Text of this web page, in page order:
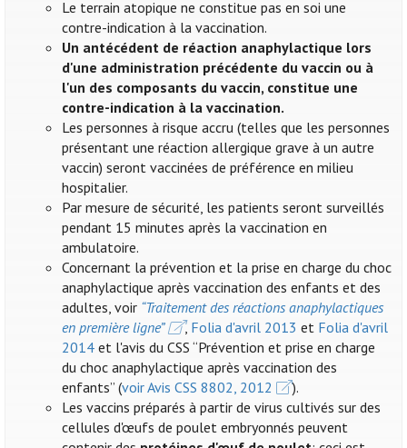
Le terrain atopique ne constitue pas en soi une
contre-indication à la vaccination.
Un antécédent de réaction anaphylactique lors
d'une administration précédente du vaccin ou à
l'un des composants du vaccin, constitue une
contre-indication à la vaccination.
Les personnes à risque accru (telles que les personnes
présentant une réaction allergique grave à un autre
vaccin) seront vaccinées de préférence en milieu
hospitalier.
Par mesure de sécurité, les patients seront surveillés
pendant 15 minutes après la vaccination en
ambulatoire.
Concernant la prévention et la prise en charge du choc
anaphylactique après vaccination des enfants et des
adultes, voir “Traitement des réactions anaphylactiques
en première ligne”
, Folia d'avril 2013 et Folia d'avril
2014 et l'avis du CSS “Prévention et prise en charge
du choc anaphylactique après vaccination des
enfants” (voir Avis CSS 8802, 2012
).
Les vaccins préparés à partir de virus cultivés sur des
cellules d'œufs de poulet embryonnés peuvent